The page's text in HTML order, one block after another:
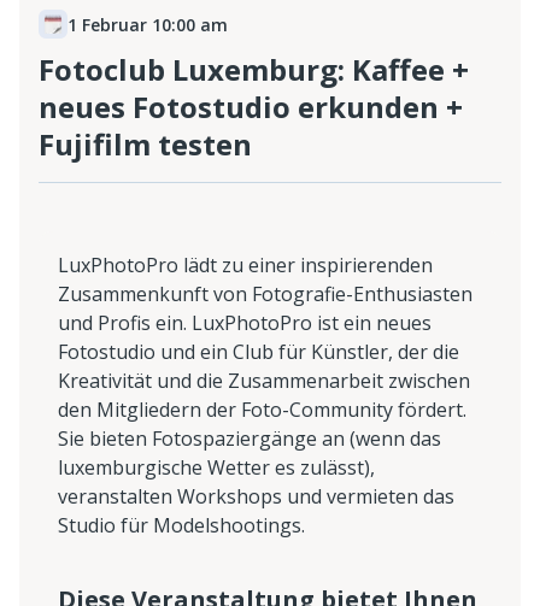
1 Februar 10:00 am
Fotoclub Luxemburg: Kaffee +
neues Fotostudio erkunden +
Fujifilm testen
LuxPhotoPro lädt zu einer inspirierenden
Zusammenkunft von Fotografie-Enthusiasten
und Profis ein. LuxPhotoPro ist ein neues
Fotostudio und ein Club für Künstler, der die
Kreativität und die Zusammenarbeit zwischen
den Mitgliedern der Foto-Community fördert.
Sie bieten Fotospaziergänge an (wenn das
luxemburgische Wetter es zulässt),
veranstalten Workshops und vermieten das
Studio für Modelshootings.
Diese Veranstaltung bietet Ihnen